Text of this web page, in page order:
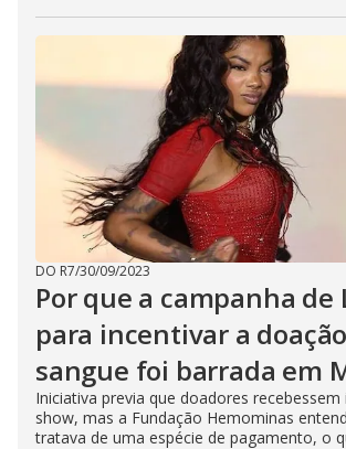
DO R7/30/09/2023
Por que a campanha de
para incentivar a
sangue foi barrada em
Iniciativa previa que doadores recebessem
show, mas a Fundação Hemominas
tratava de uma espécie de pagamento, o